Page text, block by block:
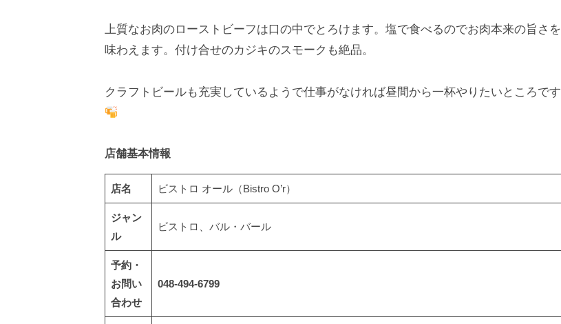
上質なお肉のローストビーフは口の中でとろけます。塩で食べるのでお肉本来の旨さを
味わえます。付け合せのカジキのスモークも絶品。
クラフトビールも充実しているようで仕事がなければ昼間から一杯やりたいところです
店舗基本情報
店名 ビストロ オール（Bistro O’r）
ジャン
ル
ビストロ、バル・バール
予約・
お問い
合わせ
048-494-6799